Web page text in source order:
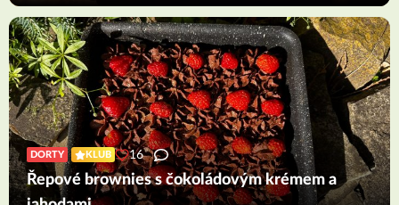
DORTY KLUB 16
Řepové brownies s čokoládovým krémem a